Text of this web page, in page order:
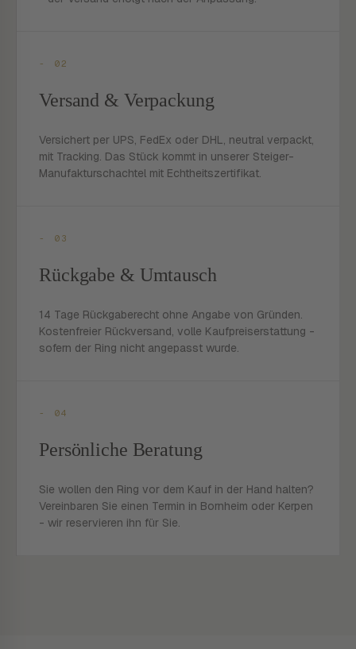
- 02
Versand & Verpackung
Versichert per UPS, FedEx oder DHL, neutral verpackt,
mit Tracking. Das Stück kommt in unserer Steiger-
Manufakturschachtel mit Echtheitszertifikat.
- 03
Rückgabe & Umtausch
14 Tage Rückgaberecht ohne Angabe von Gründen.
Kostenfreier Rückversand, volle Kaufpreiserstattung -
sofern der Ring nicht angepasst wurde.
- 04
Persönliche Beratung
Sie wollen den Ring vor dem Kauf in der Hand halten?
Vereinbaren Sie einen Termin in Bornheim oder Kerpen
- wir reservieren ihn für Sie.